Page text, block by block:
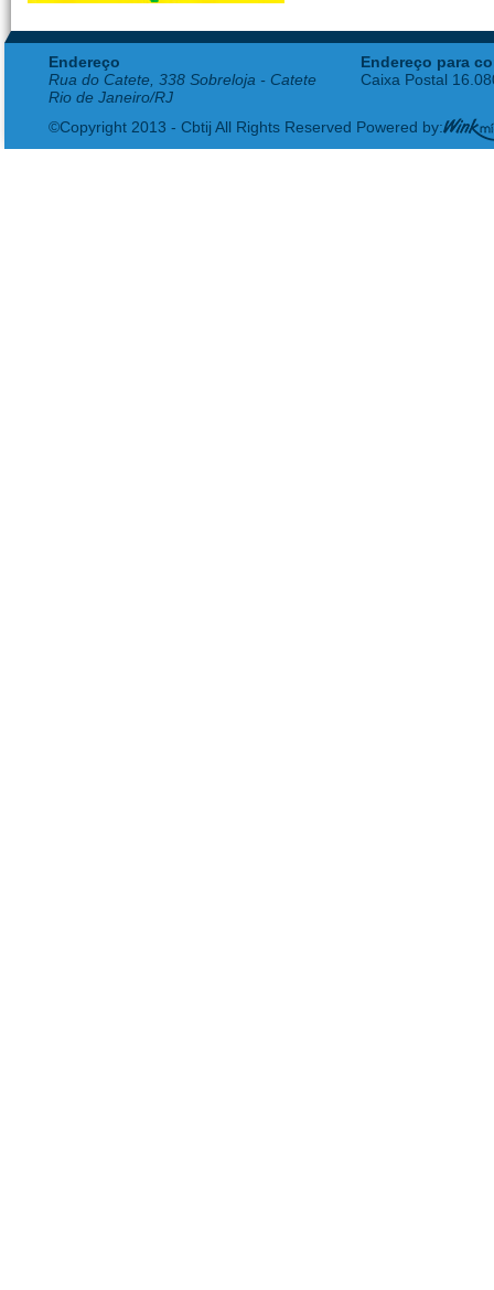
Endereço
Rua do Catete, 338 Sobreloja - Catete
Rio de Janeiro/RJ
Endereço para
Caixa Postal
©Copyright 2013 - Cbtij All Rights Reserved Powered by: